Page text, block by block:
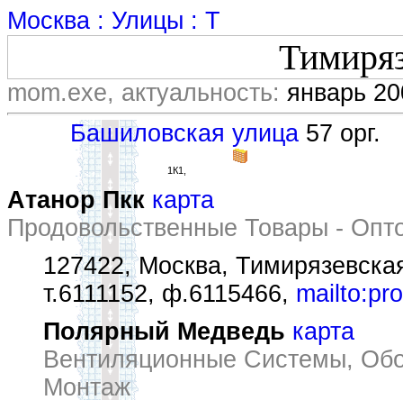
Москва : Улицы : Т
mom.exe, актуальность: январь
Башиловская улица 57 орг.
1К1,
Атанор Пкк карта
Продовольственные Товары -
127422, Москва,
т.6111152, ф.6115466,
Полярный Медведь карта
Вентиляционные Системы,
Монтаж